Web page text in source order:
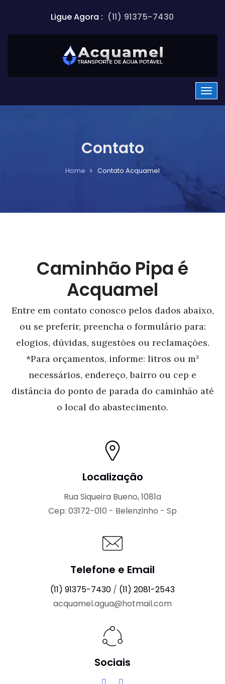
Ligue Agora : (11) 91375-7430
Contato
Home Contato Acquamel
Caminhão Pipa é
Acquamel
Entre em contato conosco pelos dados abaixo,
ou se preferir, preencha o formulário para:
elogios, dúvidas, sugestões ou reclamações.
*Para orçamentos, informe: litros ou m³
necessários, endereço, bairro ou cep e
distância do ponto de parada do caminhão até
o local do abastecimento.
Localização
Rua Siqueira Bueno, 1081a
Cep: 03172-010 - Belenzinho - Sp
Telefone e Email
(11) 91375-7430 / (11) 2081-2543
acquamel.agua@hotmail.com
Sociais